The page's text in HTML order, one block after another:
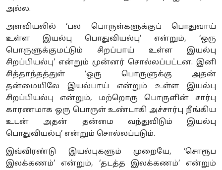
அல்ல.
அளவியலில் ‘பல பொருள்களுக்குப் பொதுவாய்
உள்ள இயல்பு பொதுவியல்பு’ என்றும், ‘ஒரு
பொருளுக்குமட்டும் சிறப்பாய் உள்ள இயல்பு
சிறப்பியல்பு’ என்றும் முன்னர் சொல்லப்பட்டன. இனி
சித்தாந்தத்துள் ‘ஒரு பொருளுக்கு அதன்
தன்மையிலே இயல்பாய் என்றும் உள்ள இயல்பு
சிறப்பியல்பு என்றும், மற்றொரு பொருளின் சார்பு
காரணமாக ஒரு பொருள் உண்டாகி அச்சார்பு நீங்கிய
உடன் அதன் தன்மை வந்துவிடும் இயல்பு
பொதுவியல்பு’ என்றும் சொல்லப்படும்.
இவ்விரண்டு இயல்புகளும் முறையே, ‘சொரூப
இலக்கணம்’ என்றும், ‘தடத்த இலக்கணம்’ என்றும்